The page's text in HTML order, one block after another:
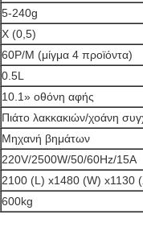
5-240g
Χ (0,5)
60P/M (μίγμα 4 προϊόντα)
0.5L
10.1» οθόνη αφής
Πιάτο λακκακιών/χοάνη
Μηχανή βημάτων
220V/2500W/50/60Hz/15A
2100 (L) x1480 (W) x1130
600kg